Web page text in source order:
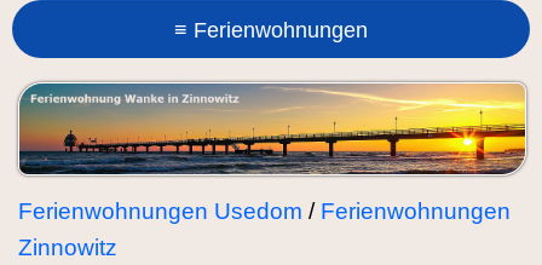
Ferienwohnungen Usedom / Ferienwohnungen
Zinnowitz